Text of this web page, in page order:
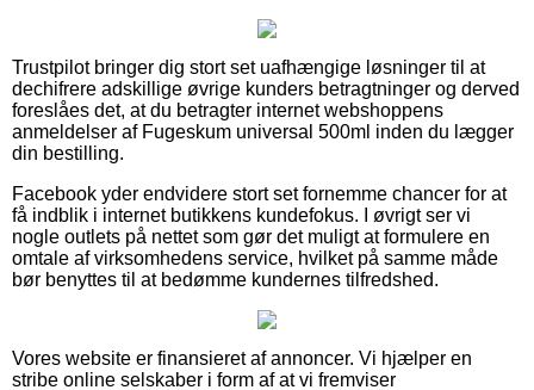
Trustpilot bringer dig stort set uafhængige løsninger til at
dechifrere adskillige øvrige kunders betragtninger og derved
foreslåes det, at du betragter internet webshoppens
anmeldelser af Fugeskum universal 500ml inden du lægger
din bestilling.
Facebook yder endvidere stort set fornemme chancer for at
få indblik i internet butikkens kundefokus. I øvrigt ser vi
nogle outlets på nettet som gør det muligt at formulere en
omtale af virksomhedens service, hvilket på samme måde
bør benyttes til at bedømme kundernes tilfredshed.
Vores website er finansieret af annoncer. Vi hjælper en
stribe online selskaber i form af at vi fremviser